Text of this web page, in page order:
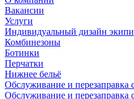
Вакансии
Услуги
Индивидуальный дизайн
Комбинезоны
Ботинки
Перчатки
Нижнее бельё
Обслуживание и перезаправка
Обслуживание и перезаправка